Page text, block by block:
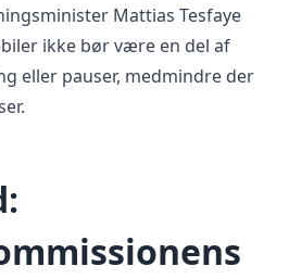
Mattias Tesfaye
ikke bør være en del af
eller pauser, medmindre der